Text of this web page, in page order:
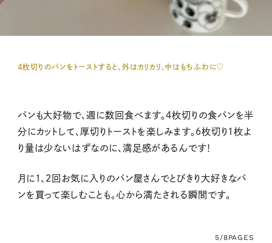
４枚切りのパンをトーストすると、外はカリカリ、中はもちふわに♡
パンも大好物で、週に数回食べます。４枚切りの食パンを半
分にカットして、厚切りトーストを楽しみます。６枚切り１枚よ
り量は少ないはずなのに、満足感があるんです！
月に１、２回お気に入りのパン屋さんでとびきり大好きなパ
ンを買って楽しむことも。心から満たされる瞬間です。
5/8PAGES